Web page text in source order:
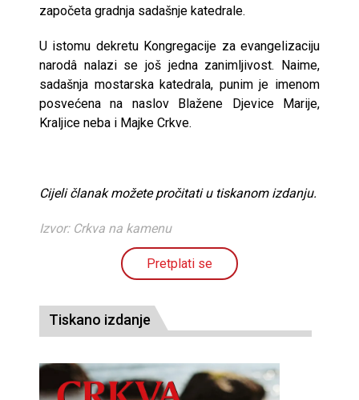
započeta gradnja sadašnje katedrale.
U istomu dekretu Kongregacije za evangelizaciju
narodâ nalazi se još jedna zanimljivost. Naime,
sadašnja mostarska katedrala, punim je imenom
posvećena na naslov Blažene Djevice Marije,
Kraljice neba i Majke Crkve.
Cijeli članak možete pročitati u tiskanom izdanju.
Izvor: Crkva na kamenu
Pretplati se
Tiskano izdanje